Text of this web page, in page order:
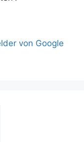
von Google